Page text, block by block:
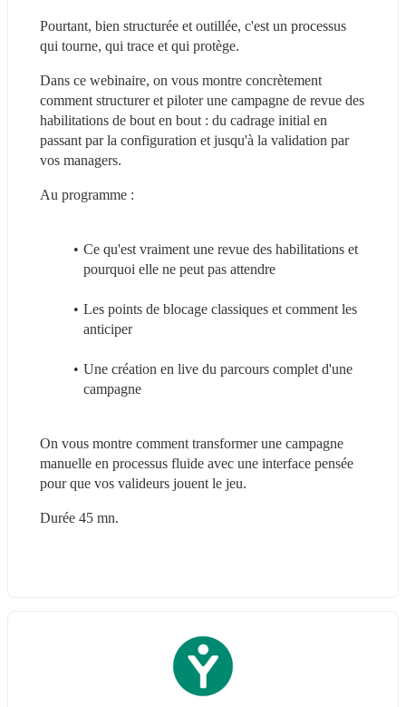
Pourtant, bien structurée et outillée, c'est un processus
qui tourne, qui trace et qui protège.
Dans ce webinaire, on vous montre concrètement
comment structurer et piloter une campagne de revue des
habilitations de bout en bout : du cadrage initial en
passant par la configuration et jusqu'à la validation par
vos managers.
Au programme :
Ce qu'est vraiment une revue des habilitations et
pourquoi elle ne peut pas attendre
Les points de blocage classiques et comment les
anticiper
Une création en live du parcours complet d'une
campagne
On vous montre comment transformer une campagne
manuelle en processus fluide avec une interface pensée
pour que vos valideurs jouent le jeu.
Durée 45 mn.